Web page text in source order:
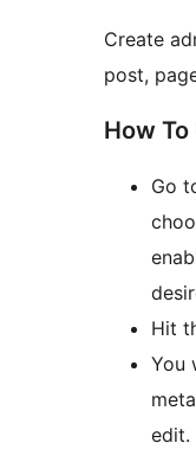
Create
post,
How To
Go
Hit
You
edit.